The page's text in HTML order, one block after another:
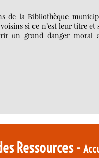
de la Bibliothèque
si ce n’est leur titre
un grand danger moral
Ressources -